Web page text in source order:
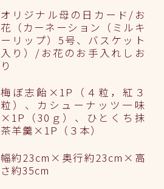
オリジナル母の日カード/お
花（カーネーション（ミルキ
ーリップ）5号、バスケット
入り）/お花のお手入れしお
り
梅ぼ志飴×1P（４粒，紅３
粒）、カシューナッツ一味
×1P（30ｇ）、ひとくち抹
茶羊羹×1P（３本）
幅約23cm×奥行約23cm×高
さ約35cm